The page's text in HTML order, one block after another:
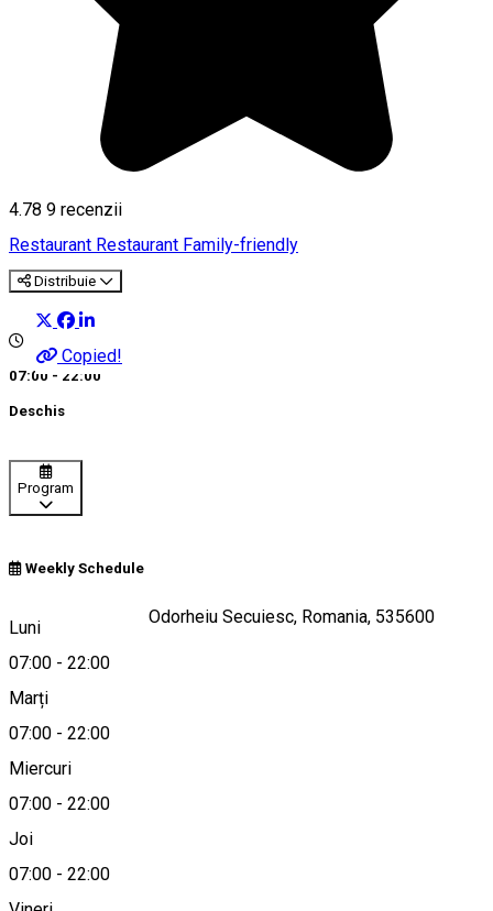
4.78 9 recenzii
Restaurant Restaurant Family-friendly
Distribuie
Copied!
07:00 - 22:00
Deschis
Program
Weekly Schedule
Luni
07:00 - 22:00
Marți
07:00 - 22:00
Miercuri
07:00 - 22:00
Joi
07:00 - 22:00
Str.Bisericii nr. 15, Odorheiu Secuiesc, Romania, 535600
Hartă